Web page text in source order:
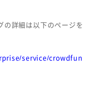
詳細は以下のページを
service/crowdfun